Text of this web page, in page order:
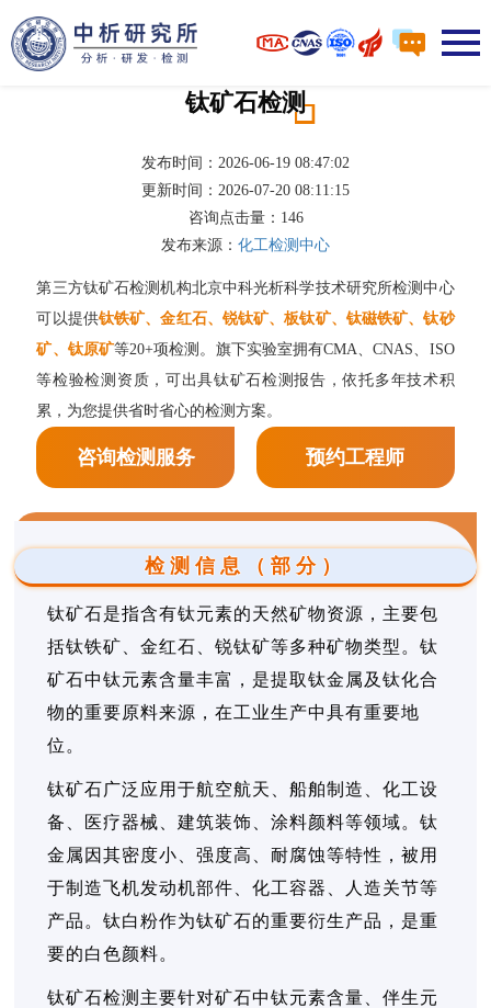
钛矿石检测
发布时间：2026-06-19 08:47:02
更新时间：2026-07-20 08:11:15
咨询点击量： 146
发布来源： 化工检测中心
第三方钛矿石检测机构北京中科光析科学技术研究所检测中心
可以提供钛铁矿、金红石、锐钛矿、板钛矿、钛磁铁矿、钛砂
矿、钛原矿等20+项检测。旗下实验室拥有CMA、CNAS、ISO
等检验检测资质，可出具钛矿石检测报告，依托多年技术积
累，为您提供省时省心的检测方案。
咨询检测服务 预约工程师
检测信息（部分）
钛矿石是指含有钛元素的天然矿物资源，主要包
括钛铁矿、金红石、锐钛矿等多种矿物类型。钛
矿石中钛元素含量丰富，是提取钛金属及钛化合
物的重要原料来源，在工业生产中具有重要地
位。
钛矿石广泛应用于航空航天、船舶制造、化工设
备、医疗器械、建筑装饰、涂料颜料等领域。钛
金属因其密度小、强度高、耐腐蚀等特性，被用
于制造飞机发动机部件、化工容器、人造关节等
产品。钛白粉作为钛矿石的重要衍生产品，是重
要的白色颜料。
钛矿石检测主要针对矿石中钛元素含量、伴生元